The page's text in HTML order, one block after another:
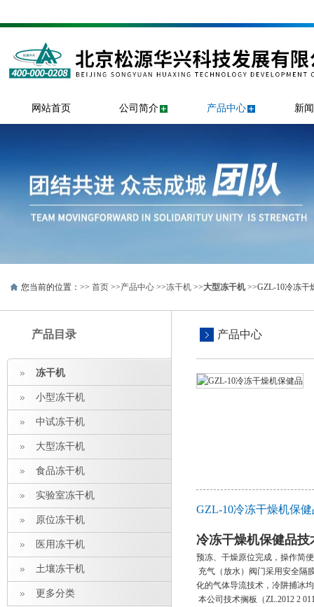
网站首页 公司简介 产品中心 新
您当前的位置：>> 首页 >>产品中心 >>冻干机 >>大型冻干机>>GZL-10冷冻干
产品目录
冻干机
小型冻干机
中试冻干机
大型冻干机
食品冻干机
实验室冻干机
原位冻干机
医用冻干机
土壤冻干机
更多分类
产品中心
GZL-10冷冻干燥机保
冷冻干燥机保健品技
预冻、干燥原位完成，操作简
充气（放水）阀门采用安全隔
化的气体导流技术，冷阱捕冰
本公司技术搁板（ZL.2012 2